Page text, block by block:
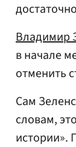
Владимир
в начале
отменить
Сам
словам,
истории».